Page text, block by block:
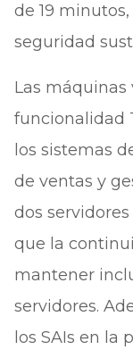
de 19
seguridad
Las
funcionalidad
los sistemas
de ventas y
dos
que la
mantener
servidores.
los SAIs en la